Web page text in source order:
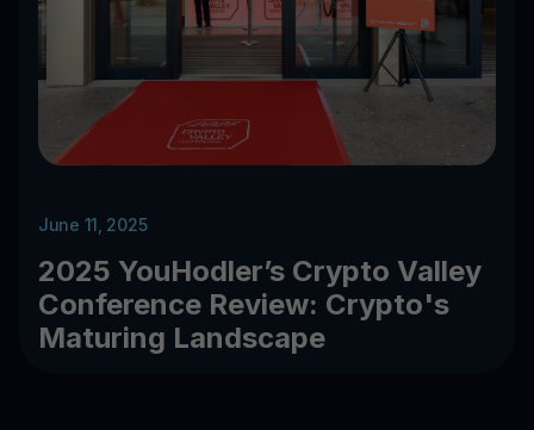
June 11, 2025
2025 YouHodler’s Crypto Valley
Conference Review: Crypto's
Maturing Landscape